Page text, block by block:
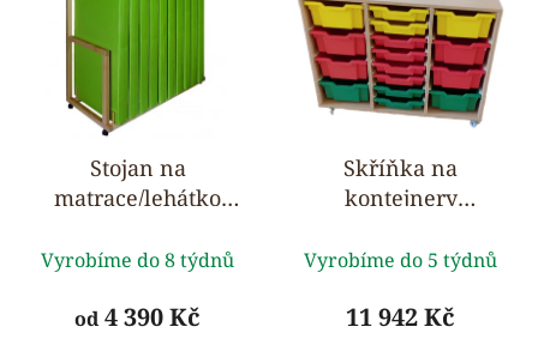
Stojan na
matrace/lehátko
pojízdnýhodnocení
produktu
Vyrobíme do 8 týdnů
od4 390 Kč
Skříňka na
kontejnery
46 cm, pojízdná,
hodnocení
produktu
Vyrobíme do 5 týdnů
11 942 Kč